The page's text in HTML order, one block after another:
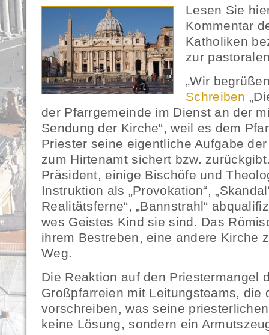
Lesen Sie
Kommentar
Katholiken
zur
„Wir
Schreiben
der Pfarrgemeinde im Dienst an der
Sendung der Kirche“, weil es dem
Priester seine eigentliche Aufgabe
zum Hirtenamt sichert bzw.
Präsident, einige Bischöfe und
Instruktion als „Provokation“,
Realitätsferne“, „Bannstrahl“
wes Geistes Kind sie sind. Das
ihrem Bestreben, eine andere Kirche
Weg.
Die Reaktion auf den Priestermangel
Großpfarreien mit Leitungsteams, die
vorschreiben, was seine
keine Lösung, sondern ein